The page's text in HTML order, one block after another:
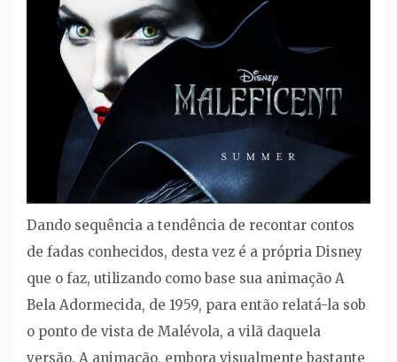
Dando sequência a tendência de recontar contos
de fadas conhecidos, desta vez é a própria Disney
que o faz, utilizando como base sua animação A
Bela Adormecida, de 1959, para então relatá-la sob
o ponto de vista de Malévola, a vilã daquela
versão. A animação, embora visualmente bastante